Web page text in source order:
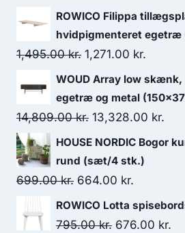
ROWICO Filippa
hvidpigmenteret egetræ
1,495.00kr. 1,271.00 kr.
WOUD Array low
egetræ og metal
14,809.00kr. 13,328.00 kr.
HOUSE NORDIC Bogor
rund (sæt/4 stk.)
699.00kr. 664.00 kr.
ROWICO Lotta
795.00kr. 676.00 kr.